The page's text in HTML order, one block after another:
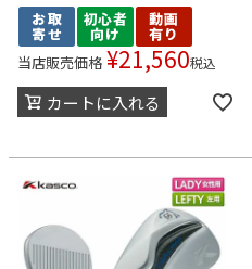
当店販売価格 ¥21,560税込
カートに入れる